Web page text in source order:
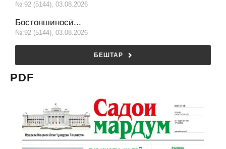
№:92 (5144), 03.08.2026
Бостоншиносӣ...
№:92 (5144), 03.08.2026
БЕШТАР
PDF